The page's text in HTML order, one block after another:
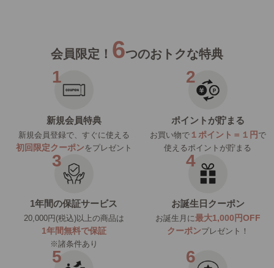
会員限定！ 6つのおトクな特典
新規会員特典
新規会員登録で、すぐに使える
初回限定クーポンをプレゼント
ポイントが貯まる
お買い物で１ポイント＝１円 で
使えるポイントが貯まる
1年間の保証サービス
20,000円(税込)以上の商品は
1年間無料で保証
※諸条件あり
お誕生日クーポン
お誕生月に最大1,000円OFF
クーポンプレゼント！